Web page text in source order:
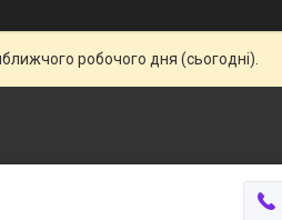
робочого дня (сьогодні).